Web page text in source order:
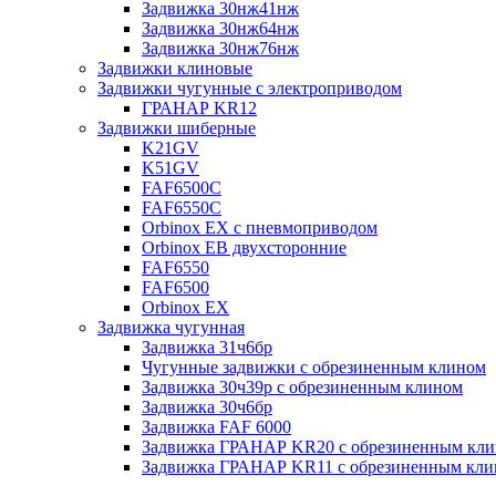
Задвижка 30нж41нж
Задвижка 30нж64нж
Задвижка 30нж76нж
Задвижки клиновые
Задвижки чугунные с электроприводом
ГРАНАР KR12
Задвижки шиберные
K21GV
K51GV
FAF6500C
FAF6550С
Orbinox EX с пневмоприводом
Orbinox EB двухсторонние
FAF6550
FAF6500
Orbinox EX
Задвижка чугунная
Задвижка 31ч6бр
Чугунные задвижки с обрезиненным клином
Задвижка 30ч39р с обрезиненным клином
Задвижка 30ч6бр
Задвижка FAF 6000
Задвижка ГРАНАР KR20 с обрезиненным
Задвижка ГРАНАР KR11 с обрезиненным